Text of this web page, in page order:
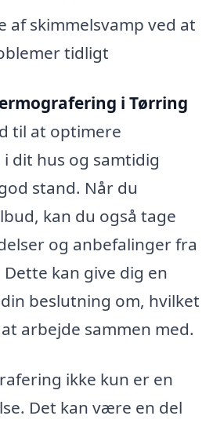
af skimmelsvamp ved at
tidligt
i Tørring
til at optimere
dit hus og samtidig
stand. Når du
kan du også tage
og anbefalinger fra
kan give dig en
beslutning om, hvilket
arbejde sammen med.
ikke kun er en
Det kan være en del